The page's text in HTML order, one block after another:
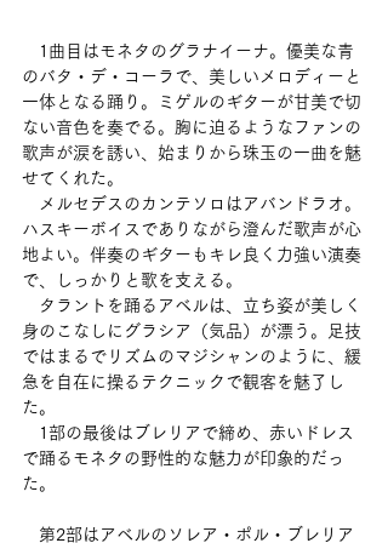
1曲目はモネタのグラナイーナ。優美な青
のバタ・デ・コーラで、美しいメロディーと
一体となる踊り。ミゲルのギターが甘美で切
ない音色を奏でる。胸に迫るようなファンの
歌声が涙を誘い、始まりから珠玉の一曲を魅
せてくれた。
メルセデスのカンテソロはアバンドラオ。
ハスキーボイスでありながら澄んだ歌声が心
地よい。伴奏のギターもキレ良く力強い演奏
で、しっかりと歌を支える。
タラントを踊るアベルは、立ち姿が美しく
身のこなしにグラシア（気品）が漂う。足技
ではまるでリズムのマジシャンのように、緩
急を自在に操るテクニックで観客を魅了し
た。
1部の最後はブレリアで締め、赤いドレス
で踊るモネタの野性的な魅力が印象的だっ
た。
第2部はアベルのソレア・ポル・ブレリア